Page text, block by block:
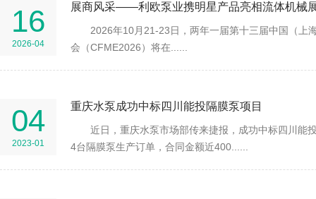
16
2026-04
展商风采——利欧泵业携明星产品亮相流体机械
2026年10月21-23日，两年一届第十三届中国（上
会（CFME2026）将在......
04
2023-01
重庆水泵成功中标四川能投隔膜泵项目
近日，重庆水泵市场部传来捷报，成功中标四川能
4台隔膜泵生产订单，合同金额近400......